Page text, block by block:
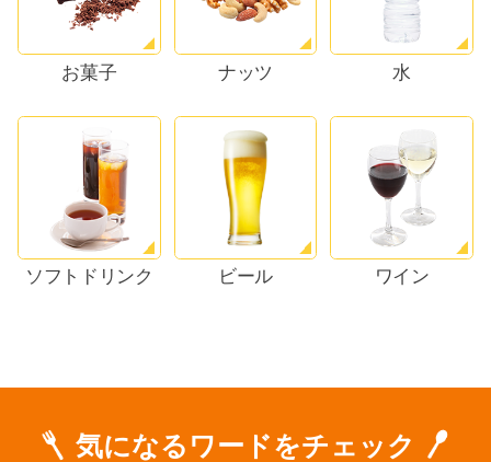
お菓子 ナッツ 水
ソフトドリンク ビール ワイン
気になるワードをチェック